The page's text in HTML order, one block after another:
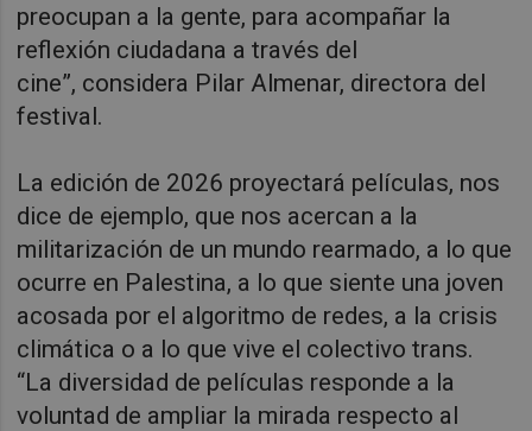
preocupan a la gente, para acompañar la
reflexión ciudadana a través del
cine”, considera Pilar Almenar, directora del
festival.
La edición de 2026 proyectará películas, nos
dice de ejemplo, que nos acercan a la
militarización de un mundo rearmado, a lo que
ocurre en Palestina, a lo que siente una joven
acosada por el algoritmo de redes, a la crisis
climática o a lo que vive el colectivo trans.
“La diversidad de películas responde a la
voluntad de ampliar la mirada respecto al